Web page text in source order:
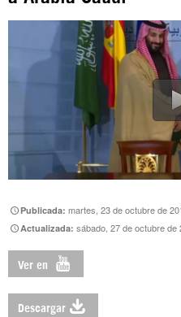
https://
Publicada:martes, 23 de octubre de
Actualizada:sábado, 27 de octubre de
Ver en
Descargar